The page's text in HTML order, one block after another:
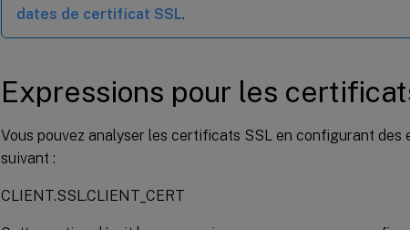
dates de certificat SSL.
Expressions pour les
Vous pouvez analyser les certificats SSL en configurant des
suivant :
CLIENT.SSL.CLIENT_CERT